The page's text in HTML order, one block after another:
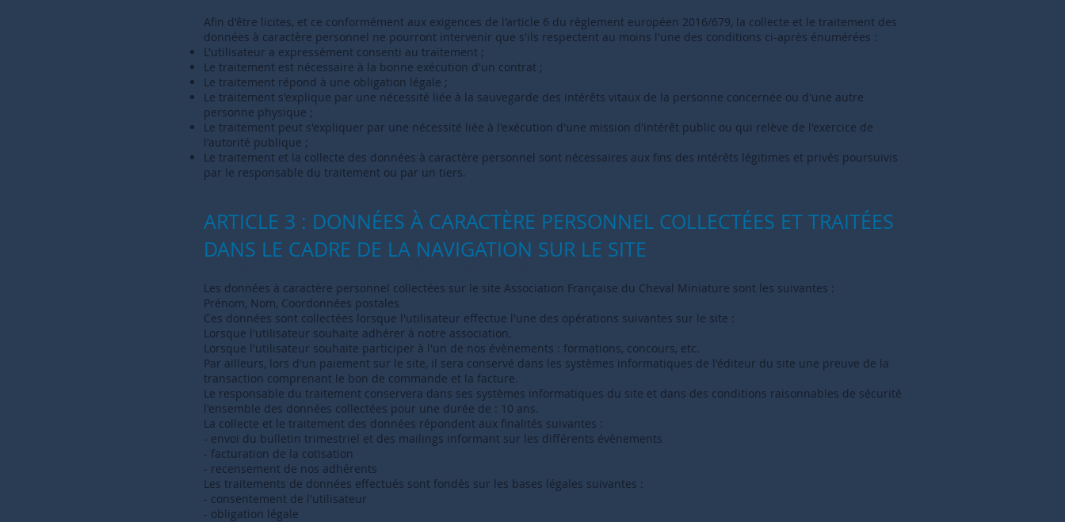
Afin d'être licites, et ce conformément aux exigences de l'article 6 du règlement européen 2016/679, la collecte et le traitement des
données à caractère personnel ne pourront intervenir que s'ils respectent au moins l'une des conditions ci-après énumérées :
L'utilisateur a expressément consenti au traitement ;
Le traitement est nécessaire à la bonne exécution d'un contrat ;
Le traitement répond à une obligation légale ;
Le traitement s'explique par une nécessité liée à la sauvegarde des intérêts vitaux de la personne concernée ou d'une autre
personne physique ;
Le traitement peut s'expliquer par une nécessité liée à l'exécution d'une mission d'intérêt public ou qui relève de l'exercice de
l'autorité publique ;
Le traitement et la collecte des données à caractère personnel sont nécessaires aux fins des intérêts légitimes et privés poursuivis
par le responsable du traitement ou par un tiers.
ARTICLE 3 : DONNÉES À CARACTÈRE PERSONNEL COLLECTÉES ET TRAITÉES
DANS LE CADRE DE LA NAVIGATION SUR LE SITE
Les données à caractère personnel collectées sur le site Association Française du Cheval Miniature sont les suivantes :
Prénom, Nom, Coordonnées postales
Ces données sont collectées lorsque l'utilisateur effectue l'une des opérations suivantes sur le site :
Lorsque l'utilisateur souhaite adhérer à notre association.
Lorsque l'utilisateur souhaite participer à l'un de nos évènements : formations, concours, etc.
Par ailleurs, lors d'un paiement sur le site, il sera conservé dans les systèmes informatiques de l'éditeur du site une preuve de la
transaction comprenant le bon de commande et la facture.
Le responsable du traitement conservera dans ses systèmes informatiques du site et dans des conditions raisonnables de sécurité
l'ensemble des données collectées pour une durée de : 10 ans.
La collecte et le traitement des données répondent aux finalités suivantes :
- envoi du bulletin trimestriel et des mailings informant sur les différents évènements
- facturation de la cotisation
- recensement de nos adhérents
Les traitements de données effectués sont fondés sur les bases légales suivantes :
- consentement de l'utilisateur
- obligation légale